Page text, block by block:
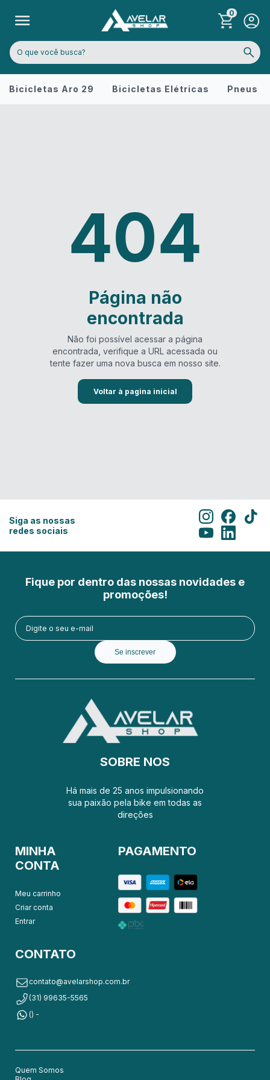
0
Bicicletas Aro 29 Bicicletas Elétricas Pneus
404
Página não
encontrada
Não foi possível acessar a página
encontrada, verifique a URL acessada ou
tente fazer uma nova busca em nosso site.
Voltar à pagina inicial
Siga as nossas
redes sociais
Fique por dentro das nossas novidades e
promoções!
Se inscrever
SOBRE NOS
Há mais de 25 anos impulsionando
sua paixão pela bike em todas as
direções
MINHA
CONTA
Meu carrinho
Criar conta
Entrar
CONTATO
contato@avelarshop.com.br
(31) 99635-5565
() -
PAGAMENTO
Quem Somos